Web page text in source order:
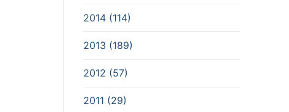
2014 (114)
2013 (189)
2012 (57)
2011 (29)